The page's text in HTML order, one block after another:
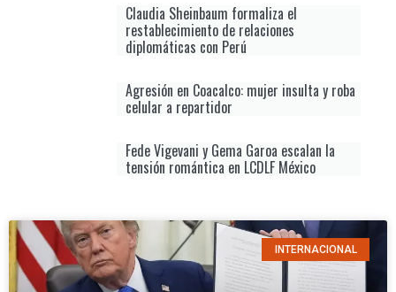
Claudia Sheinbaum formaliza el
restablecimiento de relaciones
diplomáticas con Perú
Agresión en Coacalco: mujer insulta y roba
celular a repartidor
Fede Vigevani y Gema Garoa escalan la
tensión romántica en LCDLF México
INTERNACIONAL